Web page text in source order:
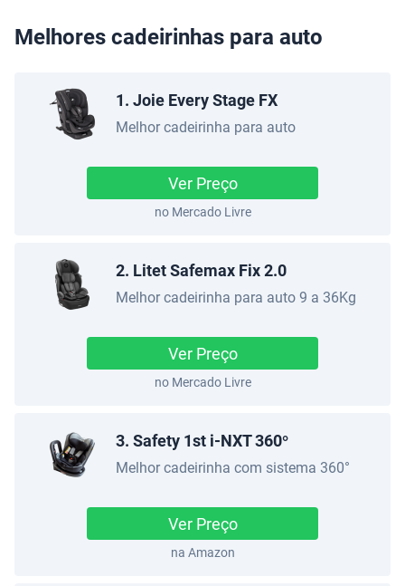
Melhores cadeirinhas para auto
1. Joie Every Stage FX
Melhor cadeirinha para auto
Ver Preço
no Mercado Livre
2. Litet Safemax Fix 2.0
Melhor cadeirinha para auto 9 a 36Kg
Ver Preço
no Mercado Livre
3. Safety 1st i-NXT 360°
Melhor cadeirinha com sistema 360°
Ver Preço
na Amazon